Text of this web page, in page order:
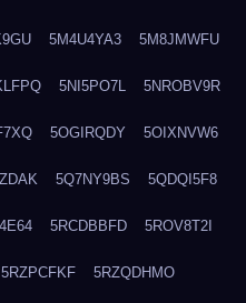
5M4U4YA3 5M8JMWFU
5NI5PO7L 5NROBV9R
5OGIRQDY 5OIXNVW6
5Q7NY9BS 5QDQI5F8
5RCDBBFD 5ROV8T2I
5RZPCFKF 5RZQDHMO